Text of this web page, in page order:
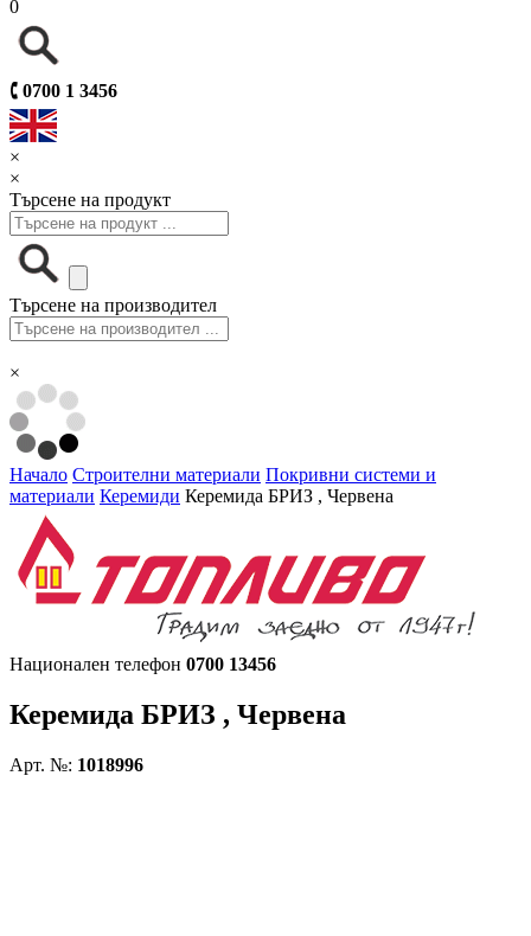
0
🕻 0700 1 3456
×
×
Търсене на продукт
Търсене на производител
×
Начало Строителни материали Покривни системи и
материали Керемиди Керемида БРИЗ , Червена
Национален телефон 0700 13456
Керемида БРИЗ , Червена
Арт. №: 1018996